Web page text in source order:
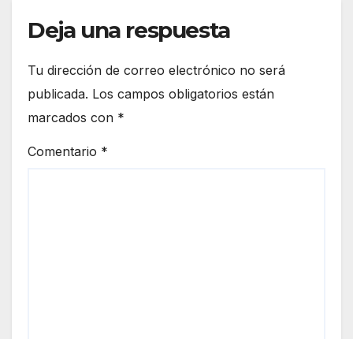
Deja una respuesta
Tu dirección de correo electrónico no será
publicada. Los campos obligatorios están
marcados con *
Comentario *